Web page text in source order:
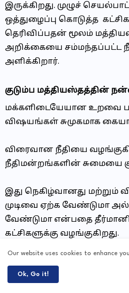
இருக்கிறது. முழுச்
ஒத்துழைப்பு கொடுத்த
தெரிவிப்பதன் மூலம்
அறிக்கையை சம்மந்தப்பட்ட
அளிக்கிறார்.
குடும்ப மத்தியஸ்தத்தின்
மக்களிடையேயான உறவை
விஷயங்கள் சுமுகமாக
விரைவான நீதியை
நீதிமன்றங்களின் சுமையை
இது நெகிழ்வானது மற்றும்
முடிவை ஏற்க வேண்டுமா
வேண்டுமா என்பதை
கட்சிகளுக்கு வழங்குகிறது.
எதிர்கொள்ளக்கூடிய
Our website uses cookies to enhance
Ok, Go it!